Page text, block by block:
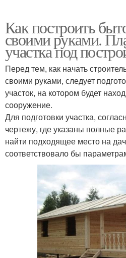
Как построить
своими руками.
участка под
Перед тем, как начать
своими руками, следует
участок, на котором будет
сооружение.
Для подготовки участка,
чертежу, где указаны полные
найти подходящее место на
соответствовало бы